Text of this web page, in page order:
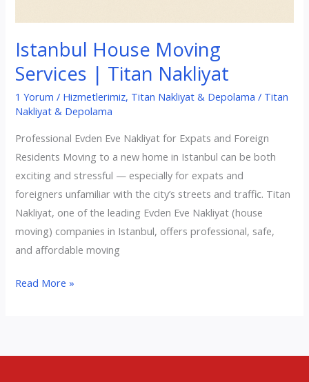
Istanbul House Moving
Services | Titan Nakliyat
1 Yorum / Hizmetlerimiz, Titan Nakliyat & Depolama / Titan
Nakliyat & Depolama
Professional Evden Eve Nakliyat for Expats and Foreign
Residents Moving to a new home in Istanbul can be both
exciting and stressful — especially for expats and
foreigners unfamiliar with the city’s streets and traffic. Titan
Nakliyat, one of the leading Evden Eve Nakliyat (house
moving) companies in Istanbul, offers professional, safe,
and affordable moving
Istanbul
|
Read More »